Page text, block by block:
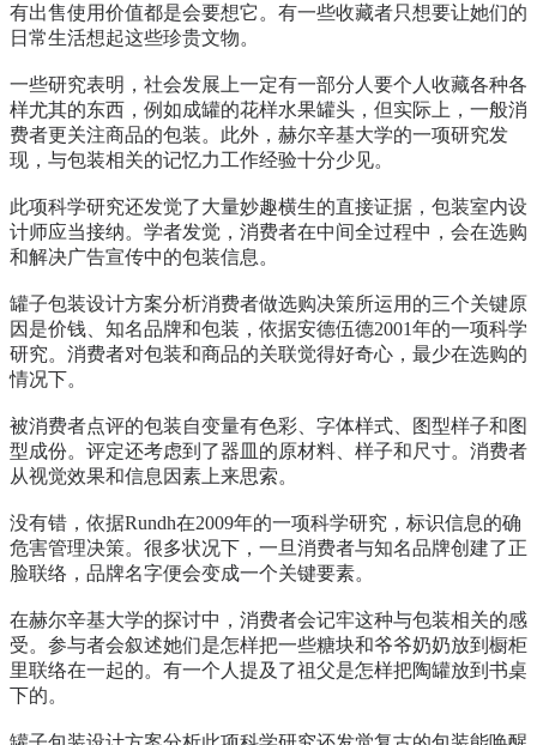
有出售使用价值都是会要想它。有一些收藏者只想要让她们的
日常生活想起这些珍贵文物。
一些研究表明，社会发展上一定有一部分人要个人收藏各种各
样尤其的东西，例如成罐的花样水果罐头，但实际上，一般消
费者更关注商品的包装。此外，赫尔辛基大学的一项研究发
现，与包装相关的记忆力工作经验十分少见。
此项科学研究还发觉了大量妙趣横生的直接证据，包装室内设
计师应当接纳。学者发觉，消费者在中间全过程中，会在选购
和解决广告宣传中的包装信息。
罐子包装设计方案分析消费者做选购决策所运用的三个关键原
因是价钱、知名品牌和包装，依据安德伍德2001年的一项科学
研究。消费者对包装和商品的关联觉得好奇心，最少在选购的
情况下。
被消费者点评的包装自变量有色彩、字体样式、图型样子和图
型成份。评定还考虑到了器皿的原材料、样子和尺寸。消费者
从视觉效果和信息因素上来思索。
没有错，依据Rundh在2009年的一项科学研究，标识信息的确
危害管理决策。很多状况下，一旦消费者与知名品牌创建了正
脸联络，品牌名字便会变成一个关键要素。
在赫尔辛基大学的探讨中，消费者会记牢这种与包装相关的感
受。参与者会叙述她们是怎样把一些糖块和爷爷奶奶放到橱柜
里联络在一起的。有一个人提及了祖父是怎样把陶罐放到书桌
下的。